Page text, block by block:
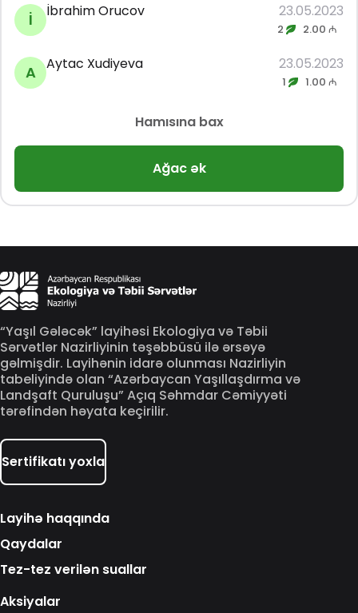
İ İbrahim Orucov 23.05.2023
2 2.00 ₼
A Aytac Xudiyeva 23.05.2023
1 1.00 ₼
Hamısına bax
Ağac ək
“Yaşıl Gələcək” layihəsi Ekologiya və Təbii
Sərvətlər Nazirliyinin təşəbbüsü ilə ərsəyə
gəlmişdir. Layihənin idarə olunması Nazirliyin
tabeliyində olan “Azərbaycan Yaşıllaşdırma və
Landşaft Quruluşu” Açıq Səhmdar Cəmiyyəti
tərəfindən həyata keçirilir.
Sertifikatı yoxla
Layihə haqqında
Qaydalar
Tez-tez verilən suallar
Aksiyalar